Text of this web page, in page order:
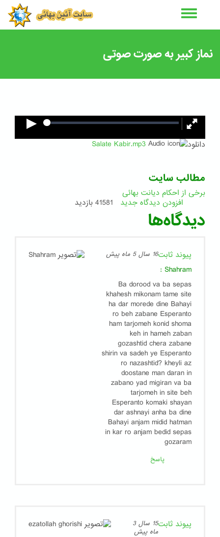
نماز کبیر به صورت صوتی
دانلود Salate Kabir.mp3
مطالب سایت
برخی از احکام دیانت بهائی
افزودن دیدگاه جدید
41581 بازدید
دیدگاه‌ها
پیوند ثابت16 سال 5 ماه پیش
Shahram
:
Ba dorood va ba sepas
khahesh mikonam tame site
ha dar morede dine Bahayi
ro beh zabane Esperanto
ham tarjomeh konid shoma
keh in hameh zaban
gozashtid chera zabane
shirin va sadeh ye Esperanto
ro nazashtid? kheyli az
doostane man daran in
zabano yad migiran va ba
tarjomeh in site beh
Esperanto komaki shayan
dar ashnayi anha ba dine
Bahayi anjam midid hatman
in kar ro anjam bedid sepas
gozaram
پاسخ
پیوند ثابت
15 سال 3
ماه پیش